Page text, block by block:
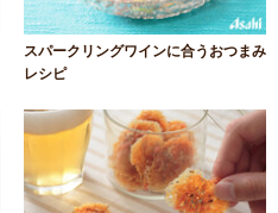
スパークリングワインに合うおつまみ
レシピ